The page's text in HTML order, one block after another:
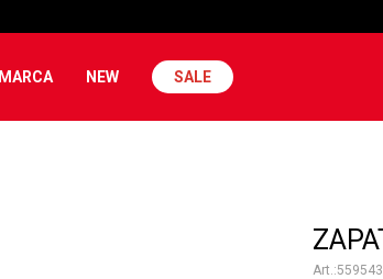
MARCA NEW SALE
559543